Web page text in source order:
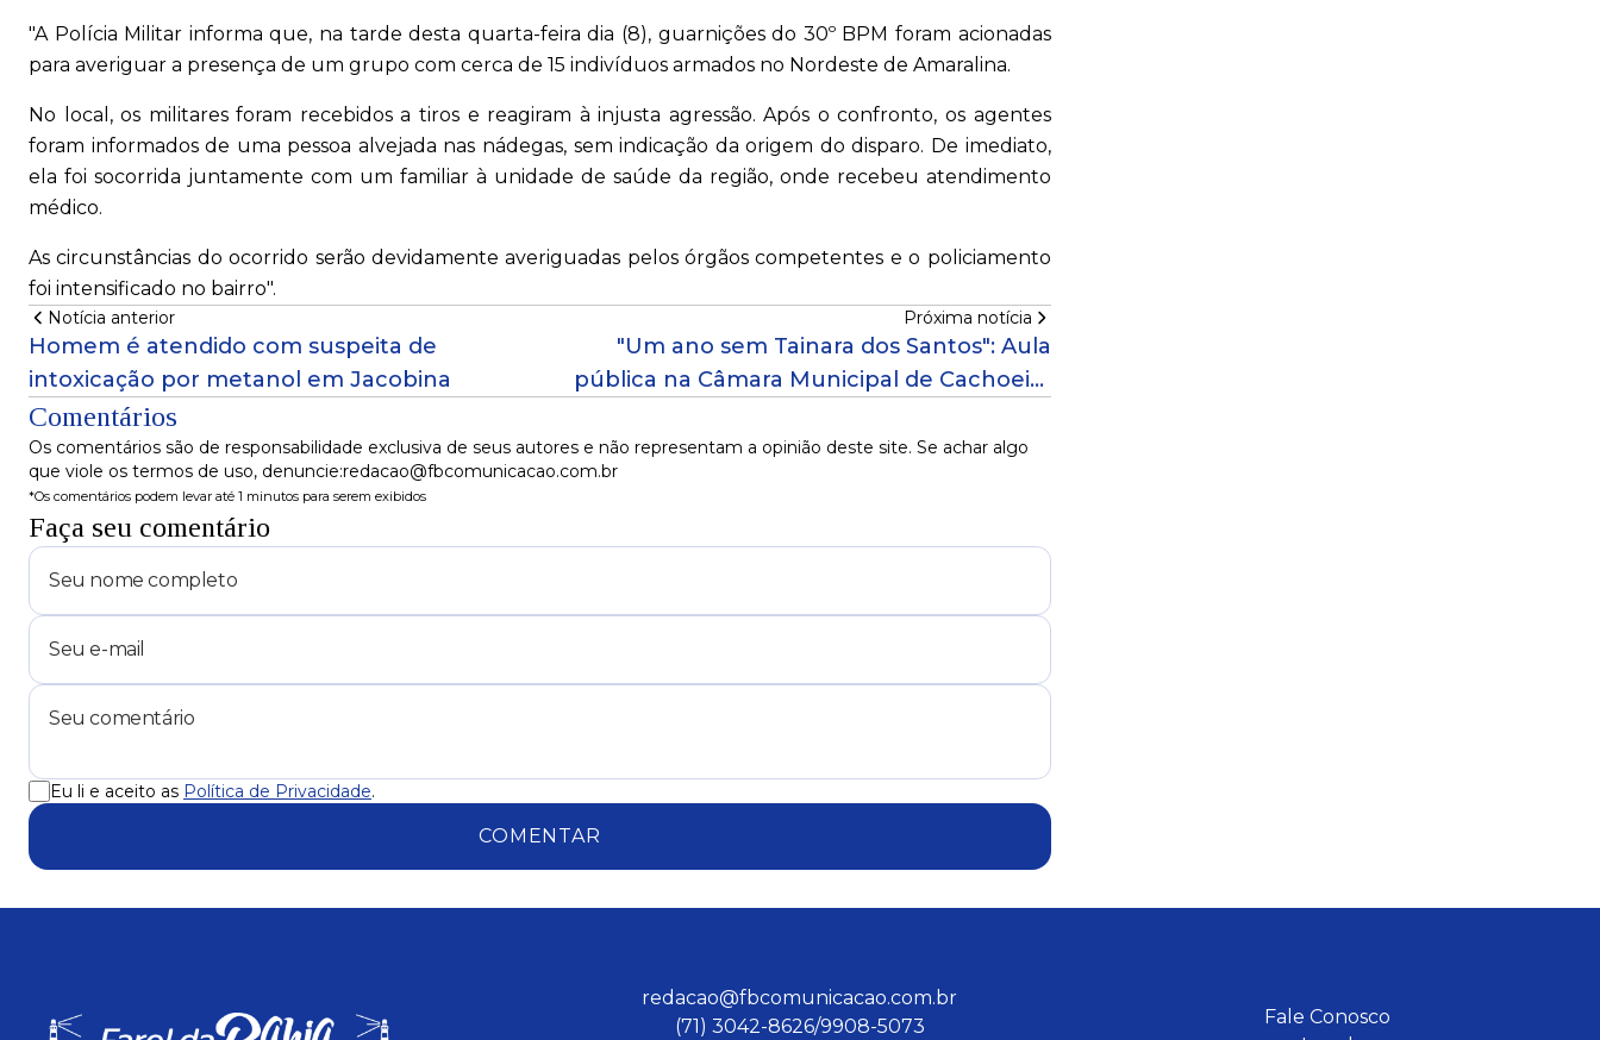
"A Polícia Militar informa que, na tarde desta quarta-feira dia (8), guarnições do 30º BPM foram acionadas
para averiguar a presença de um grupo com cerca de 15 indivíduos armados no Nordeste de Amaralina.
No local, os militares foram recebidos a tiros e reagiram à injusta agressão. Após o confronto, os agentes
foram informados de uma pessoa alvejada nas nádegas, sem indicação da origem do disparo. De imediato,
ela foi socorrida juntamente com um familiar à unidade de saúde da região, onde recebeu atendimento
médico.
As circunstâncias do ocorrido serão devidamente averiguadas pelos órgãos competentes e o policiamento
foi intensificado no bairro".
Notícia anterior
Homem é atendido com suspeita de
intoxicação por metanol em Jacobina
Próxima notícia
"Um ano sem Tainara dos Santos": Aula
pública na Câmara Municipal de Cachoeira
quilombola
Comentários
Os comentários são de responsabilidade exclusiva de seus autores e não representam a opinião deste site. Se achar algo
que viole os termos de uso, denuncie:redacao@fbcomunicacao.com.br
*Os comentários podem levar até 1 minutos para serem exibidos
Faça seu comentário
Eu li e aceito as Política de Privacidade.
COMENTAR
redacao@fbcomunicacao.com.br
(71) 3042-8626/9908-5073
Fale Conosco